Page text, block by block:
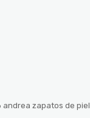
andrea zapatos de piel